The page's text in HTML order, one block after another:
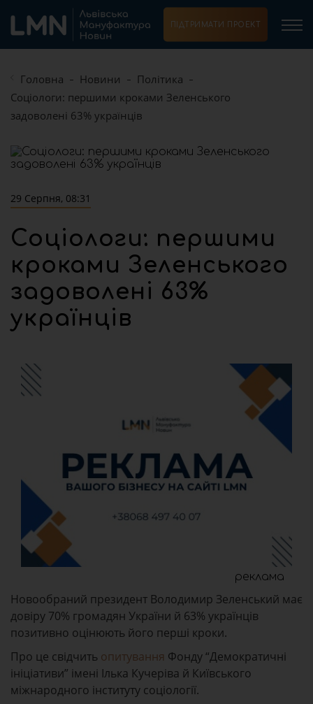
ПІДТРИМАТИ ПРОЕКТ
Головна Новини
Політика
Соціологи: першими кроками Зеленського
задоволені 63% українців
29 Серпня, 08:31
Соціологи: першими
кроками Зеленського
задоволені 63%
українців
реклама
Новообраний президент Володимир Зеленський має
довіру 70% громадян України й 63% українців
позитивно оцінюють його перші кроки.
Про це свідчить опитування Фонду “Демократичні
ініціативи” імені Ілька Кучеріва й Київського
міжнародного інституту соціології.